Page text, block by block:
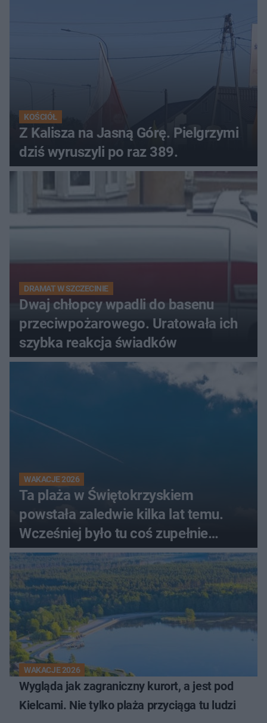
KOŚCIÓŁ
Z Kalisza na Jasną Górę. Pielgrzymi
dziś wyruszyli po raz 389.
DRAMAT W SZCZECINIE
Dwaj chłopcy wpadli do basenu
przeciwpożarowego. Uratowała ich
szybka reakcja świadków
WAKACJE 2026
Ta plaża w Świętokrzyskiem
powstała zaledwie kilka lat temu.
Wcześniej było tu coś zupełnie
innego
WAKACJE 2026
Wygląda jak zagraniczny kurort, a jest pod
Kielcami. Nie tylko plaża przyciąga tu ludzi